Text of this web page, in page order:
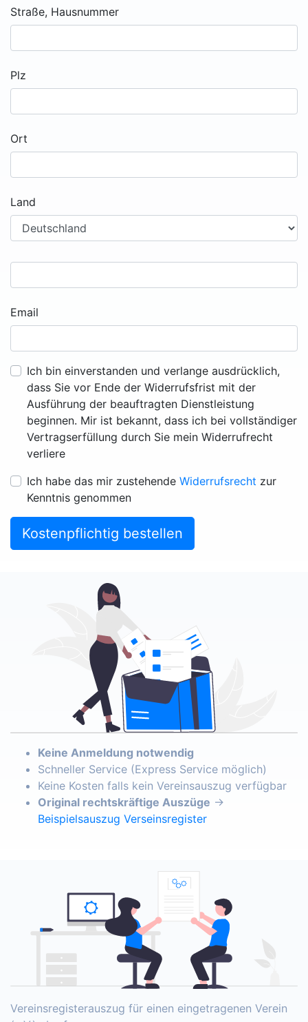
Straße, Hausnummer
Plz
Ort
Land
Email
Ich bin einverstanden und verlange ausdrücklich,
dass Sie vor Ende der Widerrufsfrist mit der
Ausführung der beauftragten Dienstleistung
beginnen. Mir ist bekannt, dass ich bei vollständiger
Vertragserfüllung durch Sie mein Widerrufrecht
verliere
Ich habe das mir zustehende Widerrufsrecht zur
Kenntnis genommen
Kostenpflichtig bestellen
Keine Anmeldung notwendig
Schneller Service (Express Service möglich)
Keine Kosten falls kein Vereinsauszug verfügbar
Original rechtskräftige Auszüge →
Beispielsauszug Verseinsregister
Vereinsregisterauszug für einen eingetragenen Verein